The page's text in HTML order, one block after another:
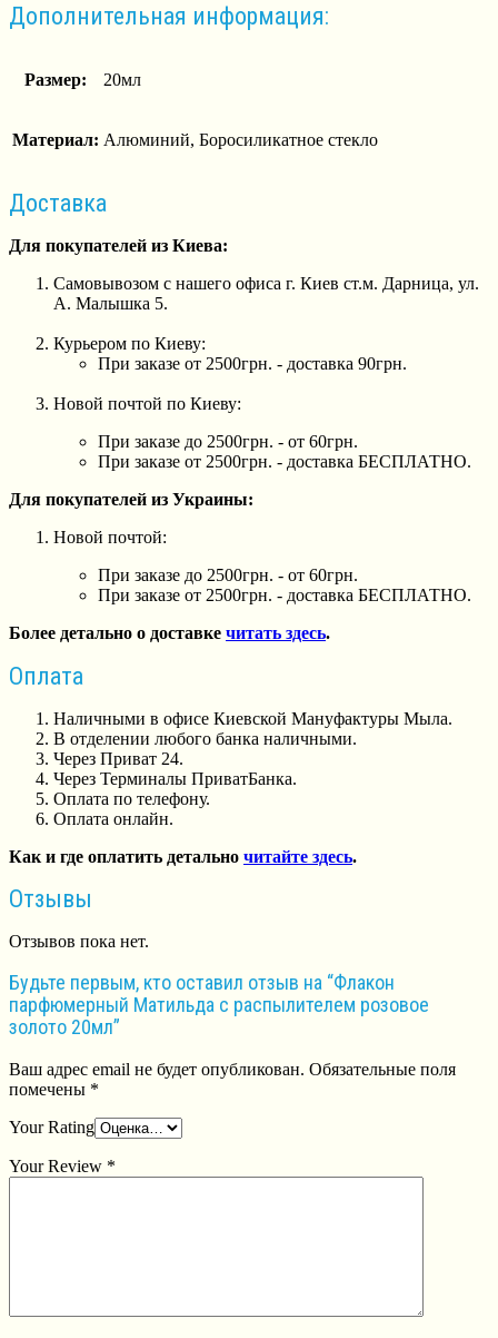
Дополнительная информация:
Размер: 20мл
Материал: Алюминий, Боросиликатное стекло
Доставка
Для покупателей из Киева:
Самовывозом с нашего офиса г. Киев ст.м. Дарница, ул.
А. Малышка 5.
Курьером по Киеву:
При заказе от 2500грн. - доставка 90грн.
Новой почтой по Киеву:
При заказе до 2500грн. - от 60грн.
При заказе от 2500грн. - доставка БЕСПЛАТНО.
Для покупателей из Украины:
Новой почтой:
При заказе до 2500грн. - от 60грн.
При заказе от 2500грн. - доставка БЕСПЛАТНО.
Более детально о доставке читать здесь.
Оплата
Наличными в офисе Киевской Мануфактуры Мыла.
В отделении любого банка наличными.
Через Приват 24.
Через Терминалы ПриватБанка.
Оплата по телефону.
Оплата онлайн.
Как и где оплатить детально читайте здесь.
Отзывы
Отзывов пока нет.
Будьте первым, кто оставил отзыв на “Флакон
парфюмерный Матильда с распылителем розовое
золото 20мл”
Ваш адрес email не будет опубликован. Обязательные поля
помечены *
Your Rating
Your Review *